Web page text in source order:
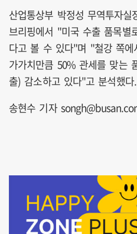
산업통상부 박정성 무역투자실
브리핑에서 "미국 수출 품목별
다고 볼 수 있다"며 "철강 쪽
가가치만큼 50% 관세를 맞는
출) 감소하고 있다"고 분석했다.
송현수 기자